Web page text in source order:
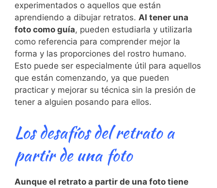
experimentados o aquellos que están
aprendiendo a dibujar retratos. Al tener una
foto como guía, pueden estudiarla y utilizarla
como ⁢referencia para comprender‌ mejor la
forma y las⁣ proporciones del rostro humano.
Esto puede ser especialmente útil para aquellos
que están comenzando, ya que pueden
practicar y mejorar su técnica sin la presión ‍de
tener a alguien posando para ellos.
Los desafíos del retrato a
partir de una foto
Aunque el retrato⁤ a partir de una foto tiene